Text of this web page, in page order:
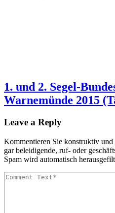
1. und 2. Segel-
Warnemünde 2015
Leave a Reply
Kommentieren Sie konstruktiv
gar beleidigende, ruf- oder
Spam wird automatisch